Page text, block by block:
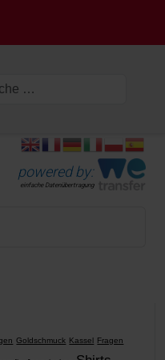
powered by:
einfache Datenübertragung
Goldschmuck Kassel Fragen